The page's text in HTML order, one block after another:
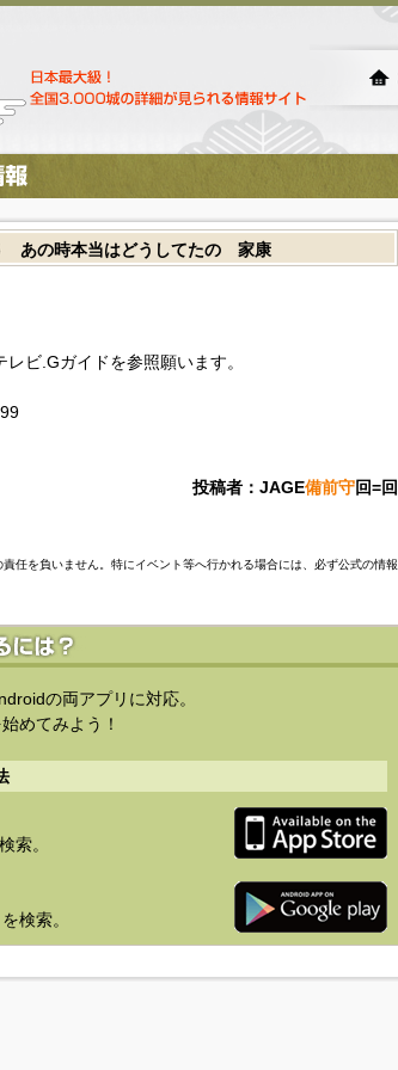
あの時本当はどうしてたの 家康
ビ.Gガイドを参照願います。
投稿者：JAGE備前守回=回
任を負いません。特にイベント等へ行かれる場合には、必ず公式の情報
の両アプリに対応。
めてみよう！
索。
検索。